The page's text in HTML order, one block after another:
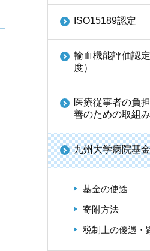
ISO15189認定
輸血機能評価認
度）
医療従事者の負
善のための取組
九州大学病院基金
基金の使途
寄附方法
税制上の優遇・